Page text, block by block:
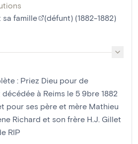
sa famille
(défunt) (1882-1882)
: Priez Dieu pour de
à Reims le 5 9bre 1882
pour ses père et mère Mathieu
Richard et son frère H.J. Gillet
RIP